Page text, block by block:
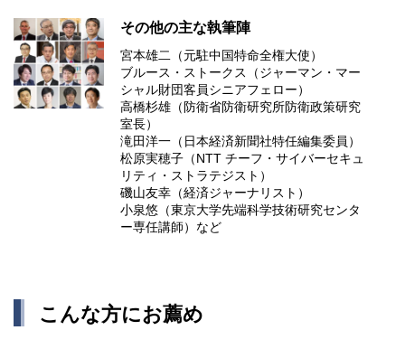
その他の主な執筆陣
宮本雄二（元駐中国特命全権大使）
ブルース・ストークス（ジャーマン・マー
シャル財団客員シニアフェロー）
高橋杉雄（防衛省防衛研究所防衛政策研究
室長）
滝田洋一（日本経済新聞社特任編集委員）
松原実穂子（NTT チーフ・サイバーセキュ
リティ・ストラテジスト）
磯山友幸（経済ジャーナリスト）
小泉悠（東京大学先端科学技術研究センタ
ー専任講師）など
こんな方にお薦め